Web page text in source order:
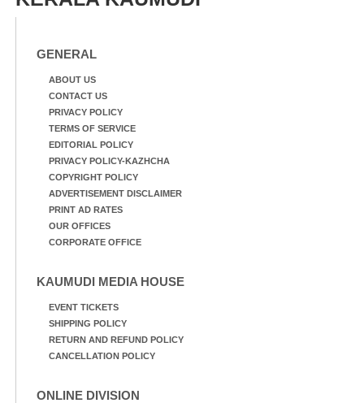
GENERAL
ABOUT US
CONTACT US
PRIVACY POLICY
TERMS OF SERVICE
EDITORIAL POLICY
PRIVACY POLICY-KAZHCHA
COPYRIGHT POLICY
ADVERTISEMENT DISCLAIMER
PRINT AD RATES
OUR OFFICES
CORPORATE OFFICE
KAUMUDI MEDIA HOUSE
EVENT TICKETS
SHIPPING POLICY
RETURN AND REFUND POLICY
CANCELLATION POLICY
ONLINE DIVISION